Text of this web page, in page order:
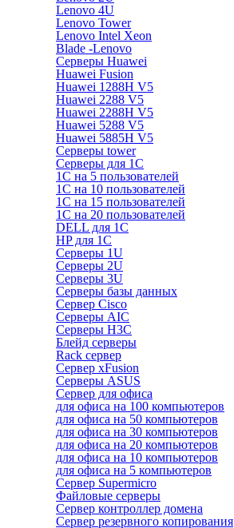
Lenovo 4U
Lenovo Tower
Lenovo Intel Xeon
Blade -Lenovo
Серверы Huawei
Huawei Fusion
Huawei 1288H V5
Huawei 2288 V5
Huawei 2288H V5
Huawei 5288 V5
Huawei 5885H V5
Серверы tower
Серверы для 1C
1С на 5 пользователей
1С на 10 пользователей
1С на 15 пользователей
1С на 20 пользователей
DELL для 1С
HP для 1С
Серверы 1U
Серверы 2U
Серверы 3U
Серверы базы данных
Сервер Cisco
Серверы AIC
Серверы H3C
Блейд серверы
Rack сервер
Сервер xFusion
Серверы ASUS
Сервер для офиса
для офиса на 100 компьютеров
для офиса на 50 компьютеров
для офиса на 30 компьютеров
для офиса на 20 компьютеров
для офиса на 10 компьютеров
для офиса на 5 компьютеров
Сервер Supermicro
Файловые серверы
Сервер контроллер домена
Сервер резервного копирования